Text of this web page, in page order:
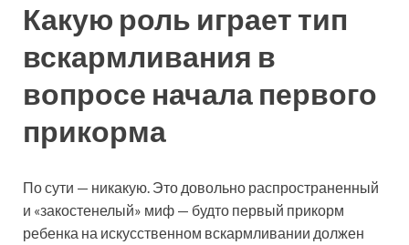
Какую роль играет тип
вскармливания в
вопросе начала первого
прикорма
По сути — никакую. Это довольно распространенный
и «закостенелый» миф — будто первый прикорм
ребенка на искусственном вскармливании должен